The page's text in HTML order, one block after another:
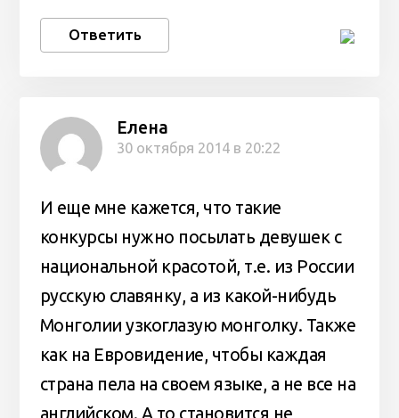
Ответить
Елена
30 октября 2014 в 20:22
И еще мне кажется, что такие
конкурсы нужно посылать девушек с
национальной красотой, т.е. из России
русскую славянку, а из какой-нибудь
Монголии узкоглазую монголку. Также
как на Евровидение, чтобы каждая
страна пела на своем языке, а не все на
английском. А то становится не